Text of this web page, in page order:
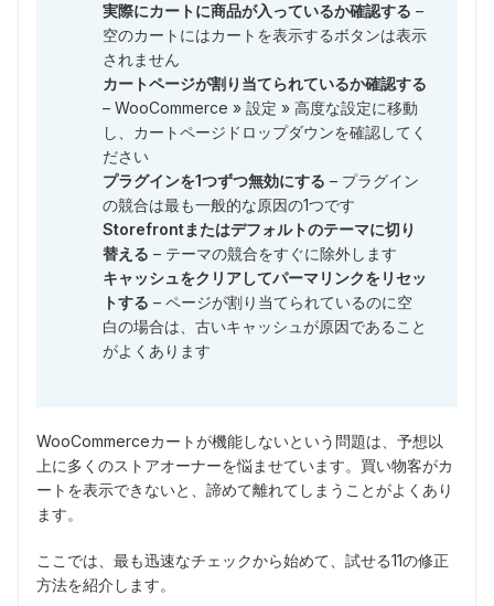
実際にカートに商品が入っているか確認する –
空のカートにはカートを表示するボタンは表示
されません
カートページが割り当てられているか確認する
– WooCommerce » 設定 » 高度な設定に移動
し、カートページドロップダウンを確認してく
ださい
プラグインを1つずつ無効にする – プラグイン
の競合は最も一般的な原因の1つです
Storefrontまたはデフォルトのテーマに切り
替える – テーマの競合をすぐに除外します
キャッシュをクリアしてパーマリンクをリセッ
トする – ページが割り当てられているのに空
白の場合は、古いキャッシュが原因であること
がよくあります
WooCommerceカートが機能しないという問題は、予想以
上に多くのストアオーナーを悩ませています。買い物客がカ
ートを表示できないと、諦めて離れてしまうことがよくあり
ます。
ここでは、最も迅速なチェックから始めて、試せる11の修正
方法を紹介します。